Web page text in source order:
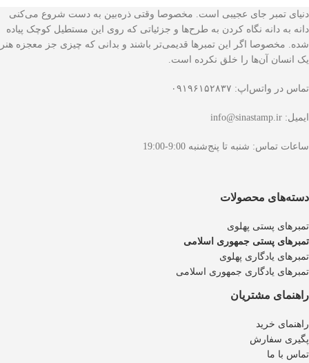
دنیای تمبر جای عجیبی است. مخصوصا وقتی ذره‌بین به دست شروع می‌کنی
دانه به دانه نگاه کردن به طرح‌ها و جزئیاتی که روی این مستطیل کوچک پیاده
شده. مخصوصا اگر این تمبرها قدیمی‌تر باشند و بدانی که چیزی جز معجزه هنر
یک انسان آن‌ها را خلق نکرده است.
تماس در واتس‌اپ: ۰۹۱۹۶۱۵۲۸۳۷
ایمیل: info@sinastamp.ir
ساعات تماس: شنبه تا پنج‌شنبه 9:00-19:00
دسته‌های محصولات
تمبرهای پستی پهلوی
تمبرهای پستی جمهوری اسلامی
تمبرهای یادگاری پهلوی
تمبرهای یادگاری جمهوری اسلامی
راهنمای مشتریان
راهنمای خرید
پگیری سفارش
تماس با ما